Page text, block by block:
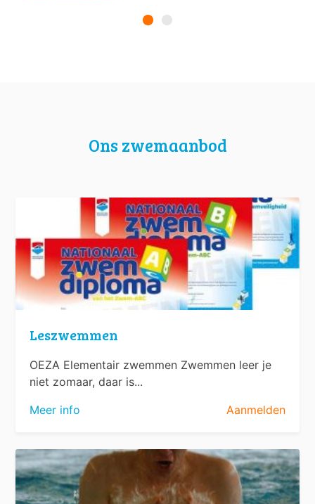
Ons zwemaanbod
Leszwemmen
OEZA Elementair zwemmen Zwemmen leer je
niet zomaar, daar is...
Meer info
Aanmelden